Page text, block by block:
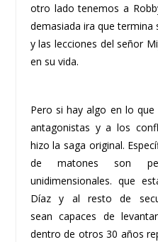
otro lado tenemos a
demasiada ira que
y las lecciones del señor
en su vida.
Pero si hay algo en lo
antagonistas y a los
hizo la saga original.
de matones son
unidimensionales. que
Díaz y al resto de
sean capaces de
dentro de otros 30 años